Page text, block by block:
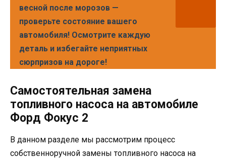
весной после морозов —
проверьте состояние вашего
автомобиля! Осмотрите каждую
деталь и избегайте неприятных
сюрпризов на дороге!
Самостоятельная замена
топливного насоса на автомобиле
Форд Фокус 2
В данном разделе мы рассмотрим процесс
собственноручной замены топливного насоса на